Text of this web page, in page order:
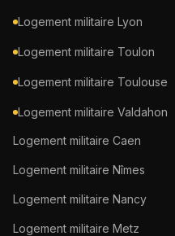
Logement militaire Lyon
Logement militaire Toulon
Logement militaire Toulouse
Logement militaire Valdahon
Logement militaire Caen
Logement militaire Nîmes
Logement militaire Nancy
Logement militaire Metz